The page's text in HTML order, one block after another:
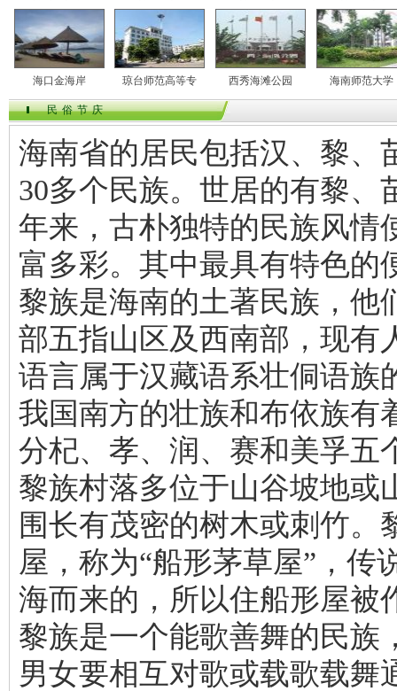
海口金海岸 琼台师范高等专 西秀海滩公园 海南师范大学
民俗节庆
海南省的居民包括汉、黎、
30多个民族。世居的有黎、
年来，古朴独特的民族风情
富多彩。其中最具有特色的
黎族是海南的土著民族，他
部五指山区及西南部，现有
语言属于汉藏语系壮侗语族
我国南方的壮族和布依族有
分杞、孝、润、赛和美孚五
黎族村落多位于山谷坡地或
围长有茂密的树木或刺竹。
屋，称为“船形茅草屋”，传
海而来的，所以住船形屋被
黎族是一个能歌善舞的民族
男女要相互对歌或载歌载舞